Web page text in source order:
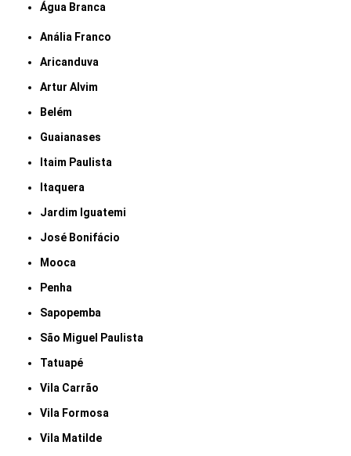
Água Branca
Anália Franco
Aricanduva
Artur Alvim
Belém
Guaianases
Itaim Paulista
Itaquera
Jardim Iguatemi
José Bonifácio
Mooca
Penha
Sapopemba
São Miguel Paulista
Tatuapé
Vila Carrão
Vila Formosa
Vila Matilde